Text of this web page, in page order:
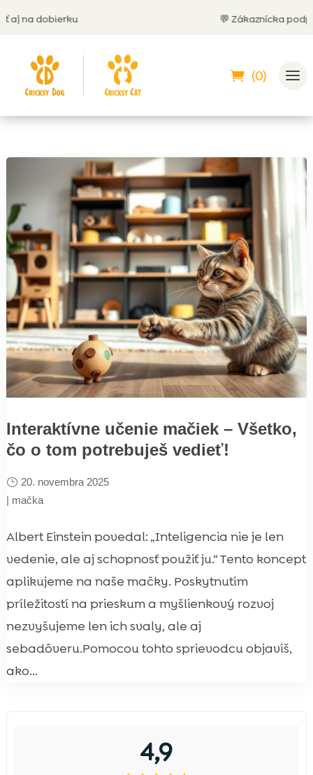
dobierku 💬 Zákaznícka podpora
(0)
Interaktívne učenie mačiek – Všetko,
čo o tom potrebuješ vedieť!
20. novembra 2025
| mačka
Albert Einstein povedal: „Inteligencia nie je len
vedenie, ale aj schopnosť použiť ju.“ Tento koncept
aplikujeme na naše mačky. Poskytnutím
príležitostí na prieskum a myšlienkový rozvoj
nezvyšujeme len ich svaly, ale aj
sebadôveru.Pomocou tohto sprievodcu objavíš,
ako...
4,9